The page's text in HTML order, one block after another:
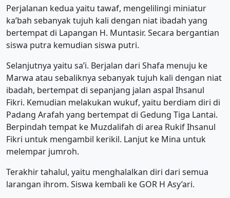
Perjalanan kedua yaitu tawaf, mengelilingi miniatur
ka’bah sebanyak tujuh kali dengan niat ibadah yang
bertempat di Lapangan H. Muntasir. Secara bergantian
siswa putra kemudian siswa putri.
Selanjutnya yaitu sa’i. Berjalan dari Shafa menuju ke
Marwa atau sebaliknya sebanyak tujuh kali dengan niat
ibadah, bertempat di sepanjang jalan aspal Ihsanul
Fikri. Kemudian melakukan wukuf, yaitu berdiam diri di
Padang Arafah yang bertempat di Gedung Tiga Lantai.
Berpindah tempat ke Muzdalifah di area Rukif Ihsanul
Fikri untuk mengambil kerikil. Lanjut ke Mina untuk
melempar jumroh.
Terakhir tahalul, yaitu menghalalkan diri dari semua
larangan ihrom. Siswa kembali ke GOR H Asy’ari.